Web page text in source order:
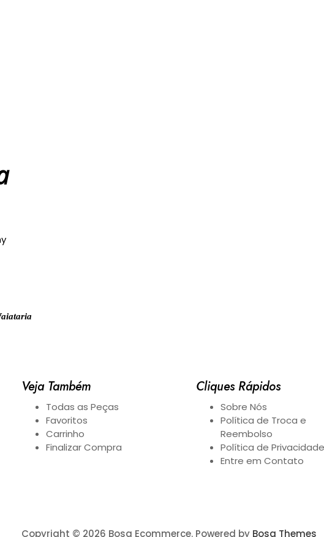
Veja Também
Todas as Peças
Favoritos
Carrinho
Finalizar Compra
Cliques Rápidos
Sobre Nós
Política de Troca e
Reembolso
Política de Privacidade
Entre em Contato
Copyright © 2026 Bosa Ecommerce. Powered by Bosa Themes